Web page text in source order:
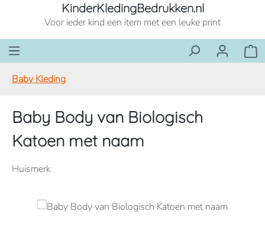
KinderKledingBedrukken.nl
Voor ieder kind een item met een leuke print
Baby Kleding
Baby Body van Biologisch
Katoen met naam
Huismerk
Afbeeldingengalerij overslaan